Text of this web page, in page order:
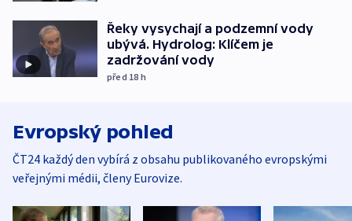
Řeky vysychají a podzemní vody
ubývá. Hydrolog: Klíčem je
zadržování vody
před 18 h
Evropský pohled
ČT24 každý den vybírá z obsahu publikovaného evropskými
veřejnými médii, členy Eurovize.